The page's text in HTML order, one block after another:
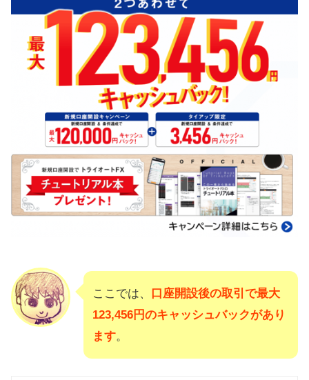
ここでは、
口座開設後の取引で最大
123,456円のキャッシュバックがあり
ます。